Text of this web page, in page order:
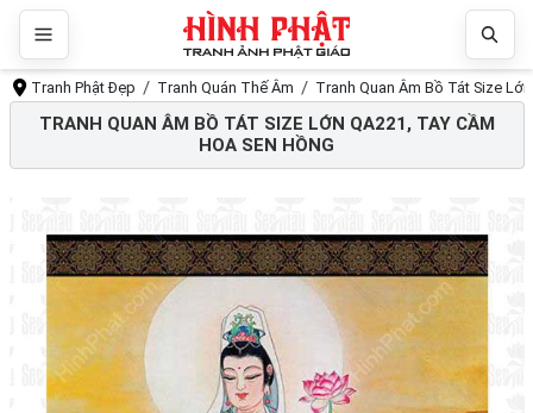
Tranh Phật Đẹp Tranh Quán Thế Âm Tranh Quan Âm Bồ Tát Size
TRANH QUAN ÂM BỒ TÁT SIZE LỚN QA221, TAY CẦM
HOA SEN HỒNG